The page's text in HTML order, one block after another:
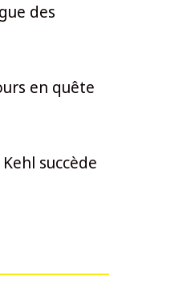
des
en quête
succède